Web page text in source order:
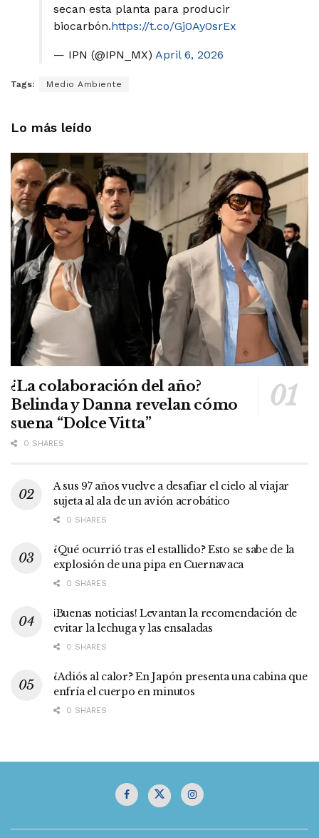
secan esta planta para producir
biocarbón.https://t.co/Gj0Ay0srEx
— IPN (@IPN_MX) April 6, 2026
Tags: Medio Ambiente
Lo más leído
¿La colaboración del año?
Belinda y Danna revelan cómo
suena “Dolce Vitta”
0 SHARES
A sus 97 años vuelve a desafiar el cielo al viajar
sujeta al ala de un avión acrobático
0 SHARES
¿Qué ocurrió tras el estallido? Esto se sabe de la
explosión de una pipa en Cuernavaca
0 SHARES
¡Buenas noticias! Levantan la recomendación de
evitar la lechuga y las ensaladas
0 SHARES
¿Adiós al calor? En Japón presenta una cabina que
enfría el cuerpo en minutos
0 SHARES